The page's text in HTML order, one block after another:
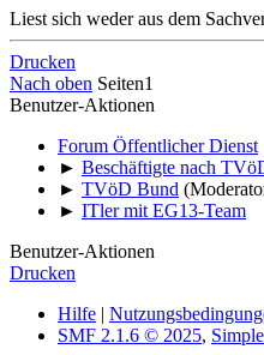
Liest sich weder aus dem
Drucken
Nach oben Seiten1
Benutzer-Aktionen
Forum Öffentlicher Dienst
► Beschäftigte nach
► TVöD Bund
► ITler mit EG13-Team
Benutzer-Aktionen
Drucken
Hilfe |
SMF 2.1.6 © 2025,